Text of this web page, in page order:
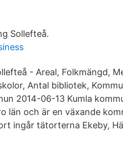
Sollefteå.
- Areal, Folkmängd,
Antal bibliotek,
2014-06-13 Kumla
län och är en växande
ingår tätorterna Ekeby,